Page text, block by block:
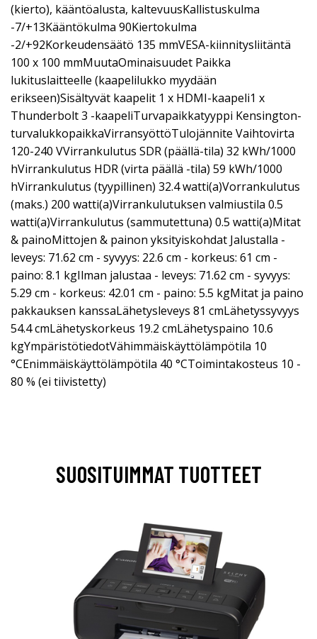
(kierto), kääntöalusta, kaltevuusKallistuskulma
-7/+13Kääntökulma 90Kiertokulma
-2/+92Korkeudensäätö 135 mmVESA-kiinnitysliitäntä
100 x 100 mmMuutaOminaisuudet Paikka
lukituslaitteelle (kaapelilukko myydään
erikseen)Sisältyvät kaapelit 1 x HDMI-kaapeli1 x
Thunderbolt 3 -kaapeliTurvapaikkatyyppi Kensington-
turvalukkopaikkaVirransyöttöTulojännite Vaihtovirta
120-240 VVirrankulutus SDR (päällä-tila) 32 kWh/1000
hVirrankulutus HDR (virta päällä -tila) 59 kWh/1000
hVirrankulutus (tyypillinen) 32.4 watti(a)Vorrankulutus
(maks.) 200 watti(a)Virrankulutuksen valmiustila 0.5
watti(a)Virrankulutus (sammutettuna) 0.5 watti(a)Mitat
& painoMittojen & painon yksityiskohdat Jalustalla -
leveys: 71.62 cm - syvyys: 22.6 cm - korkeus: 61 cm -
paino: 8.1 kgIlman jalustaa - leveys: 71.62 cm - syvyys:
5.29 cm - korkeus: 42.01 cm - paino: 5.5 kgMitat ja paino
pakkauksen kanssaLähetysleveys 81 cmLähetyssyvyys
54.4 cmLähetyskorkeus 19.2 cmLähetyspaino 10.6
kgYmpäristötiedotVähimmäiskäyttölämpötila 10
°CEnimmäiskäyttölämpötila 40 °CToimintakosteus 10 -
80 % (ei tiivistetty)
SUOSITUIMMAT TUOTTEET